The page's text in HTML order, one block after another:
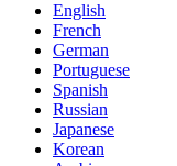
English
French
German
Portuguese
Spanish
Russian
Japanese
Korean